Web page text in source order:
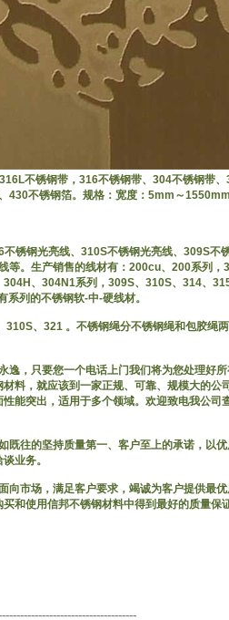
不锈钢带，316不锈钢带、304不锈钢带、
430不锈钢箔。规格：宽度：5mm～
钢光亮线、310S不锈钢光亮线、309S不
等。生产销售的线材有：200cu、200系列，
、304N1系列，309S、310S、314、
列的不锈钢软-中-硬线材。
、321 。不锈钢绳分不锈钢绳和包胶绳两
，只要您一个电话上门我们将为您处理好所
料，就应该到一家正规、可靠、规模大的公
能突出，适用于多个领域。欢迎致电我公司
的坚持质量第一、客户至上的承诺，以优
业务。
市场，满足客户要求，竭诚为客户提供最
和使用信邦不锈钢材料中得到最好的质量保